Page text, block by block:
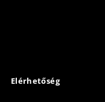
Elérhetőség